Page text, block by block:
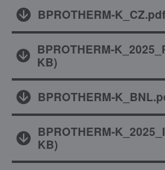
BPROTHERM-K_CZ.pdf
BPROTHERM-
KB)
BPROTHERM-
BPROTHERM-
KB)